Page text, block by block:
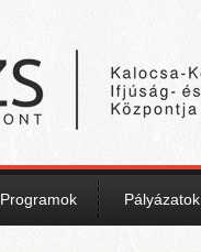
Programok Pályázatok